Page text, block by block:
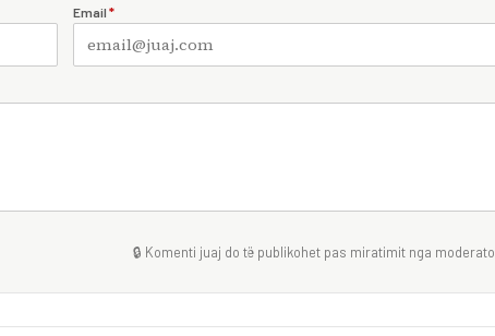
Email *
🔒 Komenti juaj do të publikohet pas miratimit nga